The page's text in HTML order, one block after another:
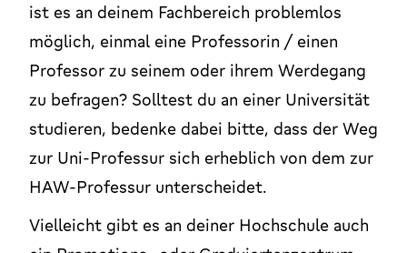
ist es an deinem Fachbereich problemlos
möglich, einmal eine Professorin / einen
Professor zu seinem oder ihrem Werdegang
zu befragen? Solltest du an einer Universität
studieren, bedenke dabei bitte, dass der Weg
zur Uni-Professur sich erheblich von dem zur
HAW-Professur unterscheidet.
Vielleicht gibt es an deiner Hochschule auch